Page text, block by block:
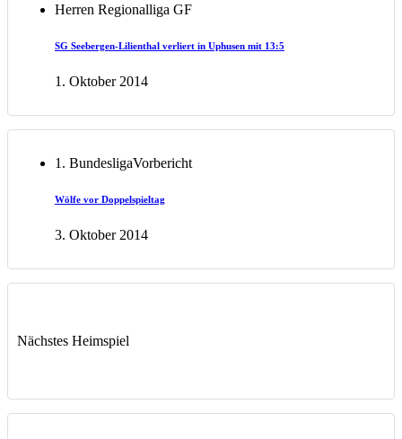
Herren Regionalliga GF
SG Seebergen-Lilienthal verliert in Uphusen mit 13:5
1. Oktober 2014
1. BundesligaVorbericht
Wölfe vor Doppelspieltag
3. Oktober 2014
Nächstes Heimspiel